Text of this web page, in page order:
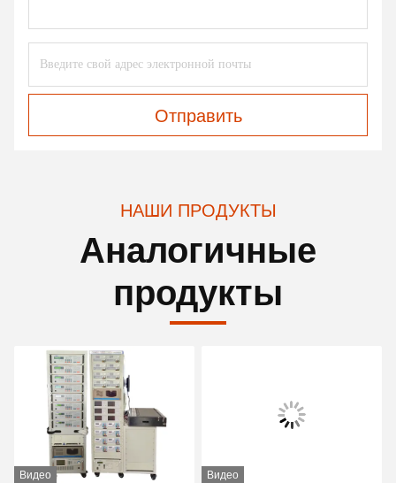
Отправить
НАШИ ПРОДУКТЫ
Аналогичные
продукты
Видео Видео